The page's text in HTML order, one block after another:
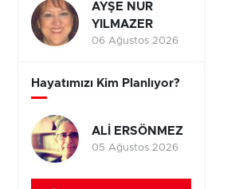
AYŞE NUR
YILMAZER
06 Ağustos 2026
Hayatımızı Kim Planlıyor?
ALİ ERSÖNMEZ
05 Ağustos 2026